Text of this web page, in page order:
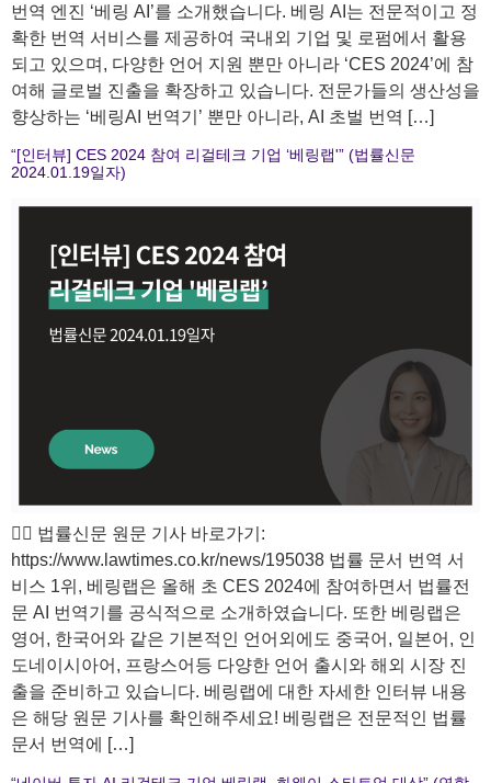
번역 엔진 ‘베링 AI’를 소개했습니다. 베링 AI는 전문적이고 정
확한 번역 서비스를 제공하여 국내외 기업 및 로펌에서 활용
되고 있으며, 다양한 언어 지원 뿐만 아니라 ‘CES 2024’에 참
여해 글로벌 진출을 확장하고 있습니다. 전문가들의 생산성을
향상하는 ‘베링AI 번역기’ 뿐만 아니라, AI 초벌 번역 […]
“[인터뷰] CES 2024 참여 리걸테크 기업 ‘베링랩'” (법률신문
2024.01.19일자)
🙋‍♀️ 법률신문 원문 기사 바로가기:
https://www.lawtimes.co.kr/news/195038 법률 문서 번역 서
비스 1위, 베링랩은 올해 초 CES 2024에 참여하면서 법률전
문 AI 번역기를 공식적으로 소개하였습니다. 또한 베링랩은
영어, 한국어와 같은 기본적인 언어외에도 중국어, 일본어, 인
도네이시아어, 프랑스어등 다양한 언어 출시와 해외 시장 진
출을 준비하고 있습니다. 베링랩에 대한 자세한 인터뷰 내용
은 해당 원문 기사를 확인해주세요! 베링랩은 전문적인 법률
문서 번역에 […]